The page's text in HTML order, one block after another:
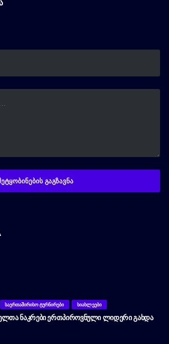
ᲡᲐᲔᲠᲗᲐᲨᲘᲠᲘᲡᲝ ᲢᲣᲠᲜᲘᲠᲔᲑᲘ ᲡᲘᲐᲮᲚᲔᲔᲑᲘ
ᲜᲐᲙᲠᲔᲑᲘ ᲔᲠᲗᲞᲘᲠᲝᲕᲜᲣᲚᲘ ᲚᲘᲓᲔᲠᲘ ᲒᲐᲮᲓᲐ